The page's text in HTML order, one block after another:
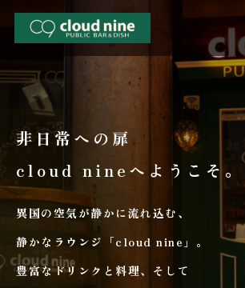
非日常への扉
cloud nineへようこそ。
異国の空気が静かに流れ込む、
静かなラウンジ「cloud nine」。
豊富なドリンクと料理、そして